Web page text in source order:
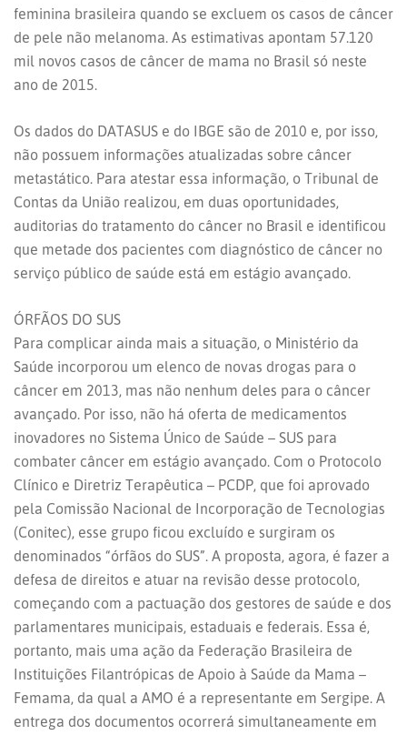
feminina brasileira quando se excluem os casos de câncer
de pele não melanoma. As estimativas apontam 57.120
mil novos casos de câncer de mama no Brasil só neste
ano de 2015.
Os dados do DATASUS e do IBGE são de 2010 e, por isso,
não possuem informações atualizadas sobre câncer
metastático. Para atestar essa informação, o Tribunal de
Contas da União realizou, em duas oportunidades,
auditorias do tratamento do câncer no Brasil e identificou
que metade dos pacientes com diagnóstico de câncer no
serviço público de saúde está em estágio avançado.
ÓRFÃOS DO SUS
Para complicar ainda mais a situação, o Ministério da
Saúde incorporou um elenco de novas drogas para o
câncer em 2013, mas não nenhum deles para o câncer
avançado. Por isso, não há oferta de medicamentos
inovadores no Sistema Único de Saúde – SUS para
combater câncer em estágio avançado. Com o Protocolo
Clínico e Diretriz Terapêutica – PCDP, que foi aprovado
pela Comissão Nacional de Incorporação de Tecnologias
(Conitec), esse grupo ficou excluído e surgiram os
denominados “órfãos do SUS”. A proposta, agora, é fazer a
defesa de direitos e atuar na revisão desse protocolo,
começando com a pactuação dos gestores de saúde e dos
parlamentares municipais, estaduais e federais. Essa é,
portanto, mais uma ação da Federação Brasileira de
Instituições Filantrópicas de Apoio à Saúde da Mama –
Femama, da qual a AMO é a representante em Sergipe. A
entrega dos documentos ocorrerá simultaneamente em